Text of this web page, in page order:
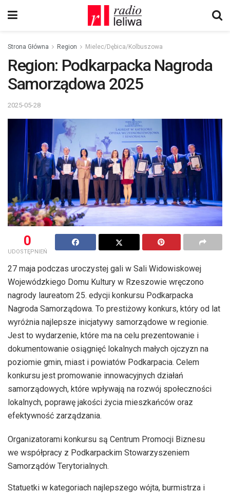
Strona Główna Region Mielec/Dębica/Kolbuszowa
Region: Podkarpacka Nagroda
Samorządowa 2025
2025-05-28
0
UDOSTĘPNIEŃ
27 maja podczas uroczystej gali w Sali Widowiskowej
Wojewódzkiego Domu Kultury w Rzeszowie wręczono
nagrody laureatom 25. edycji konkursu Podkarpacka
Nagroda Samorządowa. To prestiżowy konkurs, który od lat
wyróżnia najlepsze inicjatywy samorządowe w regionie.
Jest to wydarzenie, które ma na celu prezentowanie i
dokumentowanie osiągnięć lokalnych małych ojczyzn na
poziomie gmin, miast i powiatów Podkarpacia. Celem
konkursu jest promowanie innowacyjnych działań
samorządowych, które wpływają na rozwój społeczności
lokalnych, poprawę jakości życia mieszkańców oraz
efektywność zarządzania.
Organizatorami konkursu są Centrum Promocji Biznesu
we współpracy z Podkarpackim Stowarzyszeniem
Samorządów Terytorialnych.
Statuetki w kategoriach najlepszego wójta, burmistrza i